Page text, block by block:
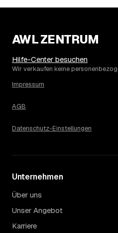
Die Spanne ergibt sich vor
Zugänglichkeit: Ein einzelner
eher am unteren Ende, eine
Etage ohne Aufzug oder viel
Sondermüllanteil verschieben
kostenlosen Einschätzung.
AWL ZENTRUM
Hilfe-Center besuchen
Wir verkaufen keine
Impressum
AGB
Datenschutz-Einstellungen
Unternehmen
Über uns
Unser Angebot
Karriere